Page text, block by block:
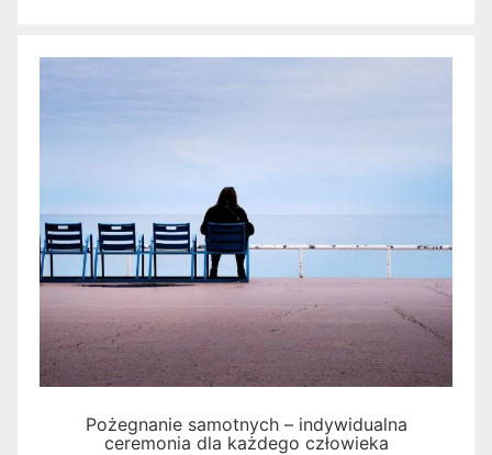
Pożegnanie samotnych – indywidualna
ceremonia dla każdego człowieka